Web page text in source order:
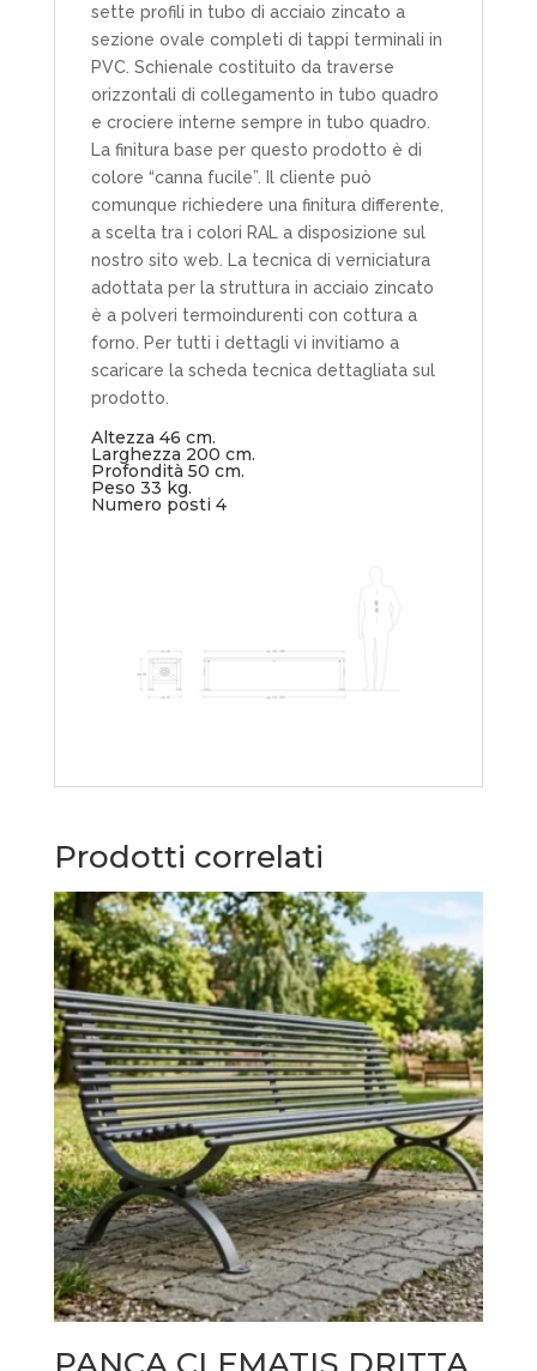
sette profili in tubo di acciaio zincato a
sezione ovale completi di tappi terminali in
PVC. Schienale costituito da traverse
orizzontali di collegamento in tubo quadro
e crociere interne sempre in tubo quadro.
La finitura base per questo prodotto è di
colore “canna fucile”. Il cliente può
comunque richiedere una finitura differente,
a scelta tra i colori RAL a disposizione sul
nostro sito web. La tecnica di verniciatura
adottata per la struttura in acciaio zincato
è a polveri termoindurenti con cottura a
forno. Per tutti i dettagli vi invitiamo a
scaricare la scheda tecnica dettagliata sul
prodotto.
Altezza 46 cm.
Larghezza 200 cm.
Profondità 50 cm.
Peso 33 kg.
Numero posti 4
Prodotti correlati